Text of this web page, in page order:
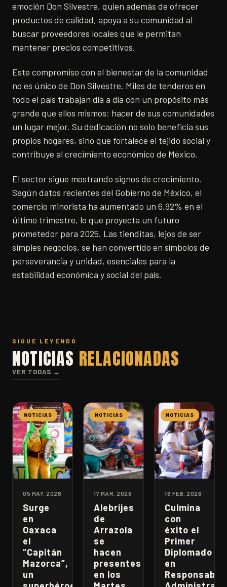
emoción Don Silvestre, quien además de ofrecer
productos de calidad, apoya a su comunidad al
buscar proveedores locales que le permitan
mantener precios competitivos.
Este compromiso con el bienestar de la comunidad
no es único de Don Silvestre. Miles de tenderos en
todo el país trabajan día a día con un propósito más
grande que ellos mismos: hacer de sus comunidades
un lugar mejor. Su dedicación no solo beneficia sus
propios hogares, sino que fortalece el tejido social y
contribuye al crecimiento económico de México.
El sector sigue mostrando signos de crecimiento.
Según datos recientes del Gobierno de México, el
comercio minorista ha aumentado un 6.92% en el
último trimestre, lo que proyecta un futuro
prometedor para 2025. Las tienditas, lejos de ser
simples negocios, se han convertido en símbolos de
perseverancia y unidad, esenciales para la
estabilidad económica y social del país.
SIGUE LEYENDO
NOTICIAS RELACIONADAS
VER TODAS →
NOTICIAS
05 MAY. 2026
Surge
en
Oaxaca
el
“Capitán
Mazorca”,
un
NOTICIAS
17 MAR. 2026
Alebrijes
de
Arrazola
se
hacen
presentes
en los
NOTICIAS
16 FEB. 2026
Culmina
con
éxito el
Primer
Diplomado
en